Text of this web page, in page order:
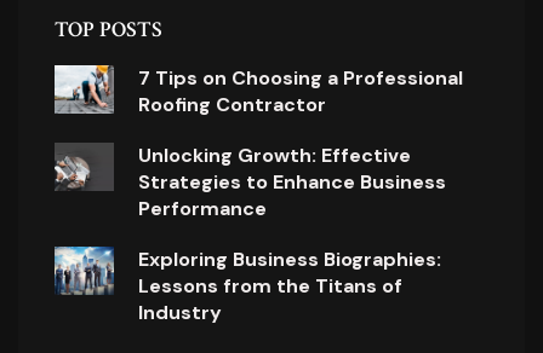
TOP POSTS
7 Tips on Choosing a Professional
Roofing Contractor
Unlocking Growth: Effective
Strategies to Enhance Business
Performance
Exploring Business Biographies:
Lessons from the Titans of
Industry